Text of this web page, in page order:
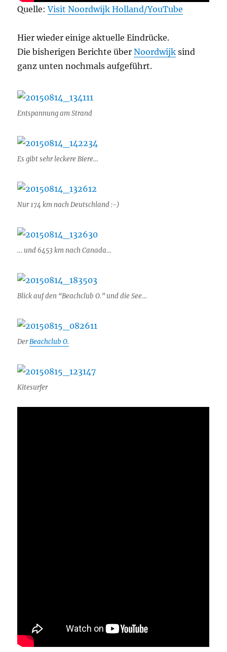
Quelle:Visit Noordwijk Holland/YouTube
Hier wieder einige aktuelle Eindrücke.
Die bisherigen Berichte überNoordwijk sind
ganz unten nochmals aufgeführt.
Entspannung am Strand
Es gibt sehr leckere Biere…
Nur 174 km nach Deutschland :-)
… und 6453 km nach Canada…
Blick auf den “Beachclub O.” und die See…
DerBeachclub O.
Kitesurfer